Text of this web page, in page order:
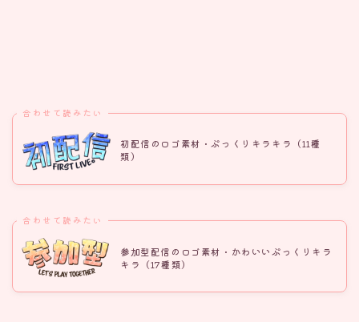
合わせて読みたい
初配信のロゴ素材・ぷっくりキラキラ（11種
類）
合わせて読みたい
参加型配信のロゴ素材・かわいいぷっくりキラ
キラ（17種類）